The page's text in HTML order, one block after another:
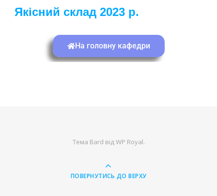
Якісний склад 2023 р.
На головну кафедри
Тема Bard відWP Royal.
ПОВЕРНУТИСЬ ДО ВЕРХУ